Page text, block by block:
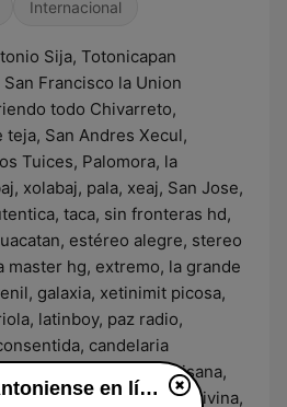
Internacional
Sija, Totonicapan
Francisco la Union
todo Chivarreto,
teja, San Andres Xecul,
Tuices, Palomora, la
xolabaj, pala, xeaj, San Jose,
taca, sin fronteras hd,
estéreo alegre, stereo
master hg, extremo, la grande
galaxia, xetinimit picosa,
latinboy, paz radio,
candelaria
inter chiva, amistad paisana,
fronteras, fm inpacto divina,
Estereo Antoniense en línea